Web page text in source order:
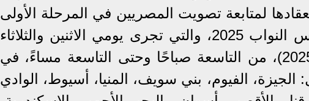
لمتابعة تصويت المصريين في المرحلة الأولى
من انتخابات مجلس النواب 2025، والتي تجرى يومي الاثنين والثلاثاء
(10 و11 نوفمبر 2025)، من التاسعة صباحًا وحتى التاسعة مساءً، في
الجيزة، الفيوم، بني سويف، المنيا، أسيوط، الوادي